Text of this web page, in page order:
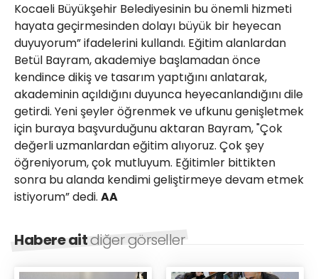
Kocaeli Büyükşehir Belediyesinin bu önemli hizmeti
hayata geçirmesinden dolayı büyük bir heyecan
duyuyorum” ifadelerini kullandı. Eğitim alanlardan
Betül Bayram, akademiye başlamadan önce
kendince dikiş ve tasarım yaptığını anlatarak,
akademinin açıldığını duyunca heyecanlandığını dile
getirdi. Yeni şeyler öğrenmek ve ufkunu genişletmek
için buraya başvurduğunu aktaran Bayram, "Çok
değerli uzmanlardan eğitim alıyoruz. Çok şey
öğreniyorum, çok mutluyum. Eğitimler bittikten
sonra bu alanda kendimi geliştirmeye devam etmek
istiyorum” dedi. AA
Habere aitdiğer görseller